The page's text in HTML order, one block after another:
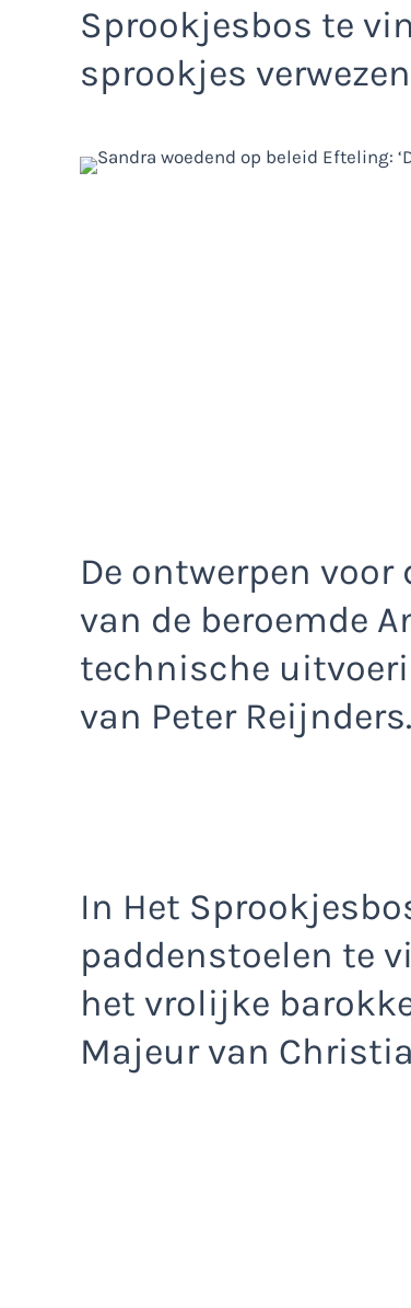
Sprookjesbos te
sprookjes
De ontwerpen
van de beroemde
technische
van Peter Reijnders.
In Het
paddenstoelen te
het vrolijke
Majeur van